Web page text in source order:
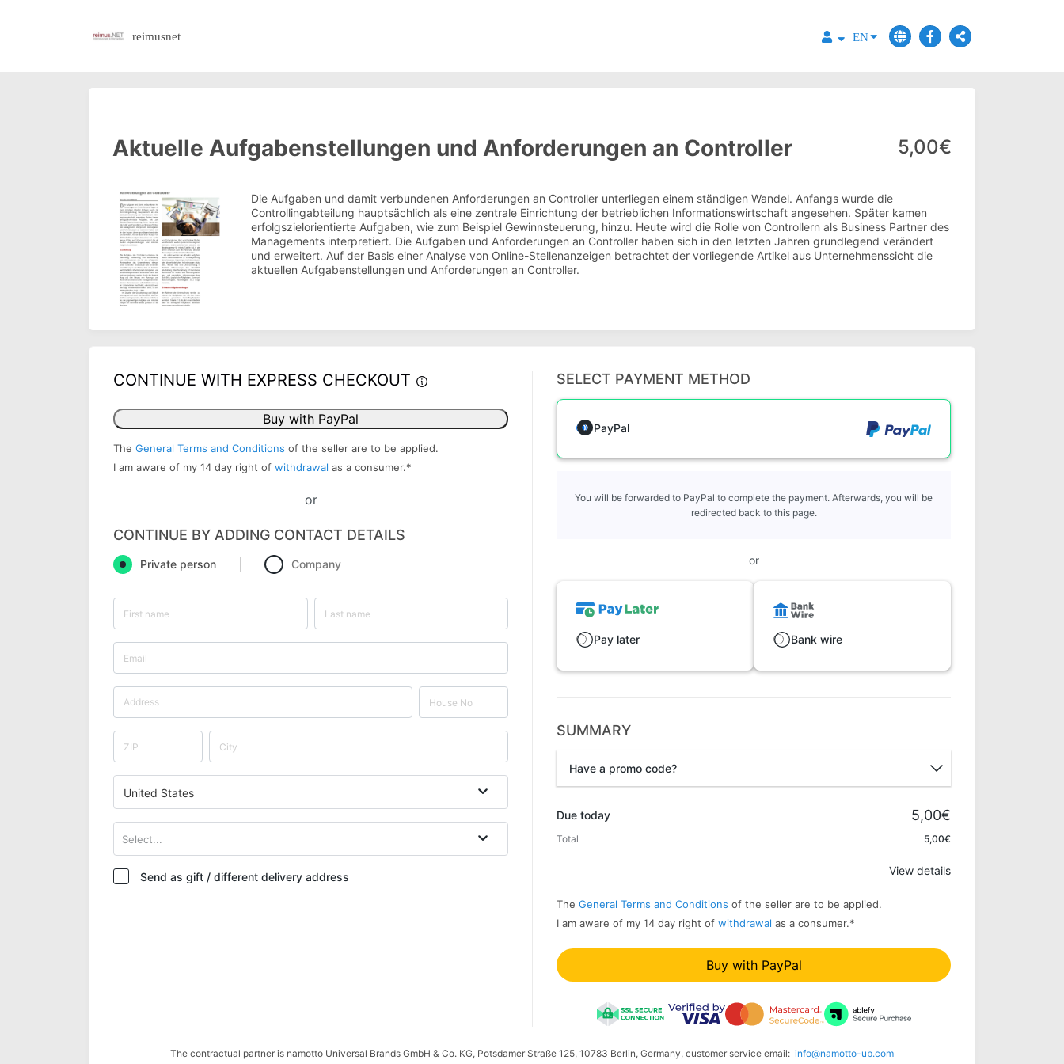
reimusnet EN
Aktuelle Aufgabenstellungen und Anforderungen an Controller 5,00€
Die Aufgaben und damit verbundenen Anforderungen an Controller unterliegen einem ständigen Wandel. Anfangs wurde die
Controllingabteilung hauptsächlich als eine zentrale Einrichtung der betrieblichen Informationswirtschaft angesehen. Später kamen
erfolgszielorientierte Aufgaben, wie zum Beispiel Gewinnsteuerung, hinzu. Heute wird die Rolle von Controllern als Business Partner des
Managements interpretiert. Die Aufgaben und Anforderungen an Controller haben sich in den letzten Jahren grundlegend verändert
und erweitert. Auf der Basis einer Analyse von Online-Stellenanzeigen betrachtet der vorliegende Artikel aus Unternehmenssicht die
aktuellen Aufgabenstellungen und Anforderungen an Controller.
CONTINUE WITH EXPRESS CHECKOUT
Buy with PayPal
The General Terms and Conditions of the seller are to be applied.
I am aware of my 14 day right of withdrawal as a consumer.*
or
CONTINUE BY ADDING CONTACT DETAILS
Private person Company
United States
Select...
Send as gift / different delivery address
SELECT PAYMENT METHOD
PayPal
You will be forwarded to PayPal to complete the payment. Afterwards, you will be
redirected back to this page.
or
Pay later Bank wire
SUMMARY
Have a promo code?
Due today 5,00€
Total 5,00€
View details
The General Terms and Conditions of the seller are to be applied.
I am aware of my 14 day right of withdrawal as a consumer.*
Buy with PayPal
The contractual partner is namotto Universal Brands GmbH & Co. KG, Potsdamer Straße 125, 10783 Berlin, Germany, customer service email: info@namotto-ub.com